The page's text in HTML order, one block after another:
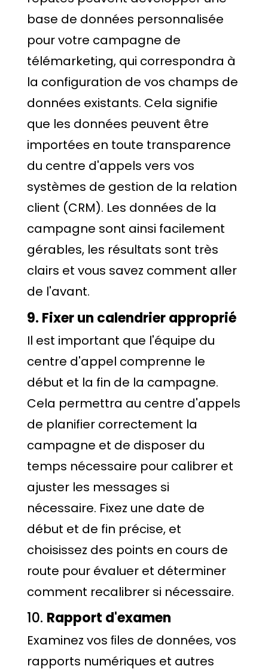
base de données personnalisée
pour votre campagne de
télémarketing, qui correspondra à
la configuration de vos champs de
données existants. Cela signifie
que les données peuvent être
importées en toute transparence
du centre d'appels vers vos
systèmes de gestion de la relation
client (CRM). Les données de la
campagne sont ainsi facilement
gérables, les résultats sont très
clairs et vous savez comment aller
de l'avant.
9. Fixer un calendrier approprié
Il est important que l'équipe du
centre d'appel comprenne le
début et la fin de la campagne.
Cela permettra au centre d'appels
de planifier correctement la
campagne et de disposer du
temps nécessaire pour calibrer et
ajuster les messages si
nécessaire. Fixez une date de
début et de fin précise, et
choisissez des points en cours de
route pour évaluer et déterminer
comment recalibrer si nécessaire.
10. Rapport d'examen
Examinez vos ﬁles de données, vos
rapports numériques et autres